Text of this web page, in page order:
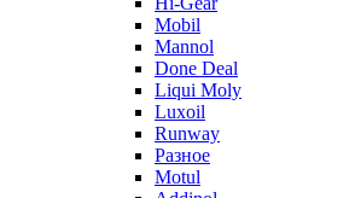
Mobil
Mannol
Done Deal
Liqui Moly
Luxoil
Runway
Разное
Motul